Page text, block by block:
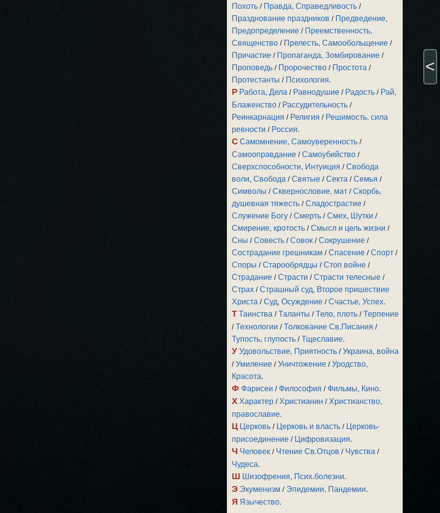
Похоть / Правда, Справедливость /
Празднование праздников / Предведение,
Предопределение / Преемственность,
Священство / Прелесть, Самообольщение /
Причастие / Пропаганда, Зомбирование /
Проповедь / Пророчество / Простота /
Протестанты / Психология.
Р Работа, Дела / Равнодушие / Радость / Рай,
Блаженство / Рассудительность /
Реинкарнация / Религия / Решимость, сила
ревности / Россия.
С Самомнение, Самоуверенность /
Самооправдание /Самоубийство /
Сверхспособности, Интуиция /Свобода
воли, Свобода /Святые /Секта /Семья /
Символы /Сквернословие, мат /Скорбь,
душевная тяжесть /Сладострастие /
Служение Богу /Смерть /Смех, Шутки /
Смирение, кротость /Смысл и цель жизни /
Сны /Совесть /Совок /Сокрушение /
Сострадание грешникам /Спасение /Спорт /
Споры /Старообрядцы /Стоп войне /
Страдание /Страсти /Страсти телесные /
Страх /Страшный суд, Второе пришествие
Христа /Суд, Осуждение /Счастье, Успех.
Т Таинства /Таланты /Тело, плоть /Терпение
/Технологии /Толкование Св.Писания /
Тупость, глупость /Тщеславие.
У Удовольствие, Приятность /Украина, война
/Умиление /Уничтожение /Уродство,
Красота.
Ф Фарисеи / Философия / Фильмы, Кино.
Х Характер / Христианин / Христианство,
православие.
Ц Церковь / Церковь и власть / Церковь-
присоединение / Цифровизация.
Ч Человек / Чтение Св.Отцов / Чувства /
Чудеса.
Ш Шизофрения, Псих.болезни.
Э Экуменизм / Эпидемии, Пандемии.
Я Язычество.
<